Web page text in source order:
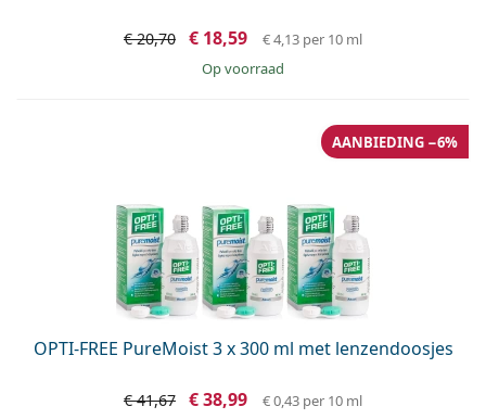
€ 20,70 € 18,59 € 4,13 per 10 ml
op voorraad
OPTI-FREE PureMoist 3 x 300 ml met lenzendoosjes
AANBIEDING −6%
€ 41,67 € 38,99 € 0,43 per 10 ml